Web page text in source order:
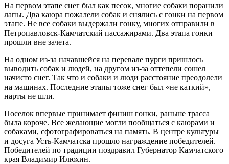
На первом этапе снег был как песок, многие собаки поранили
лапы. Два каюра пожалели собак и снялись с гонки на первом
этапе. Не все собаки выдержали гонку, многих отправили в
Петропавловск-Камчатский пассажирами. Два этапа гонки
прошли вне зачета.
На одном из-за начавшейся на перевале пурги пришлось
выводить собак и людей, на другом из-за оттепели сошел
начисто снег. Так что и собаки и люди расстояние преодолели
на машинах. Последние этапы тоже снег был «не каткий»,
нарты не шли.
Поселок впервые принимает финиш гонки, раньше трасса
была короче. Все желающие могли пообщаться с каюрами и
собаками, сфотографироваться на память. В центре культуры
и досуга Усть-Камчатска прошло награждение победителей.
Победителей по традиции поздравил Губернатор Камчатского
края Владимир Илюхин.